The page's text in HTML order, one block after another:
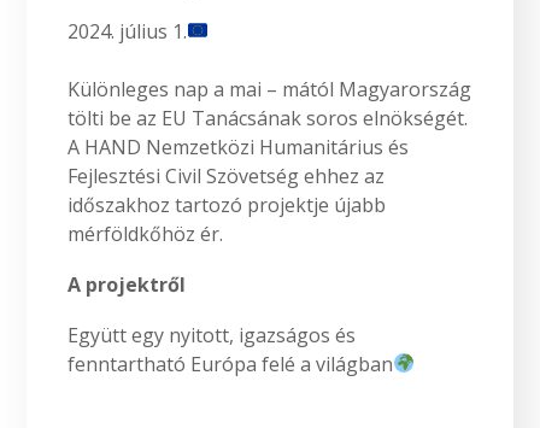
2024. július 1.
Különleges nap a mai – mától Magyarország
tölti be az EU Tanácsának soros elnökségét.
A HAND Nemzetközi Humanitárius és
Fejlesztési Civil Szövetség ehhez az
időszakhoz tartozó projektje újabb
mérföldkőhöz ér.
A projektről
Együtt egy nyitott, igazságos és
fenntartható Európa felé a világban